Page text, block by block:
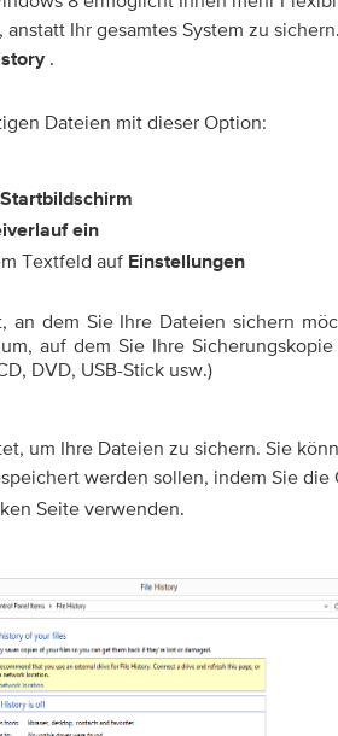
Ihr gesamtes System zu
.
Dateien mit dieser Option:
Startbildschirm
ein
Textfeld auf Einstellungen
an dem Sie Ihre Dateien sichern
auf dem Sie Ihre
DVD, USB-Stick usw.)
um Ihre Dateien zu sichern. Sie
werden sollen, indem Sie
Seite verwenden.